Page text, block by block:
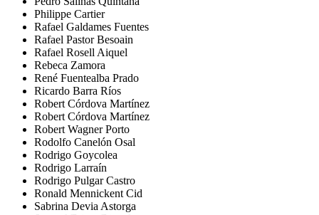
Philippe Cartier
Rafael Galdames Fuentes
Rafael Pastor Besoain
Rafael Rosell Aiquel
Rebeca Zamora
René Fuentealba Prado
Ricardo Barra Ríos
Robert Córdova Martínez
Robert Córdova Martínez
Robert Wagner Porto
Rodolfo Canelón Osal
Rodrigo Goycolea
Rodrigo Larraín
Rodrigo Pulgar Castro
Ronald Mennickent Cid
Sabrina Devia Astorga